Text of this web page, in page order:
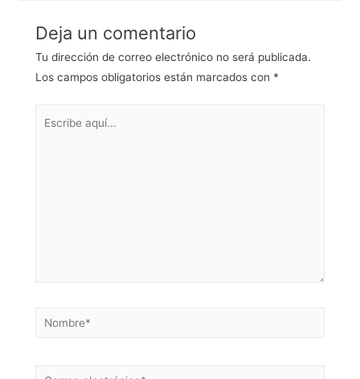
Deja un comentario
Tu dirección de correo electrónico no será publicada.
Los campos obligatorios están marcados con *